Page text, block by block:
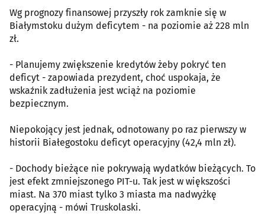
Wg prognozy finansowej przyszły rok zamknie się w
Białymstoku dużym deficytem - na poziomie aż 228 mln
zł.
- Planujemy zwiększenie kredytów żeby pokryć ten
deficyt - zapowiada prezydent, choć uspokaja, że
wskaźnik zadłużenia jest wciąż na poziomie
bezpiecznym.
Niepokojący jest jednak, odnotowany po raz pierwszy w
historii Białegostoku deficyt operacyjny (42,4 mln zł).
- Dochody bieżące nie pokrywają wydatków bieżących. To
jest efekt zmniejszonego PIT-u. Tak jest w większości
miast. Na 370 miast tylko 3 miasta ma nadwyżkę
operacyjną - mówi Truskolaski.